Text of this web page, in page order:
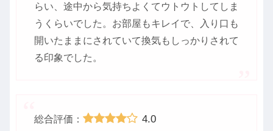
らい、途中から気持ちよくてウトウトしてしま
うくらいでした。お部屋もキレイで、入り口も
開いたままにされていて換気もしっかりされて
る印象でした。
総合評価： 4.0